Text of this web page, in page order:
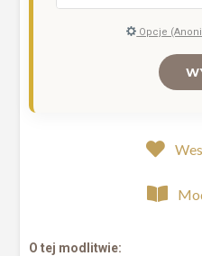
Opcje
O tej modlitwie: